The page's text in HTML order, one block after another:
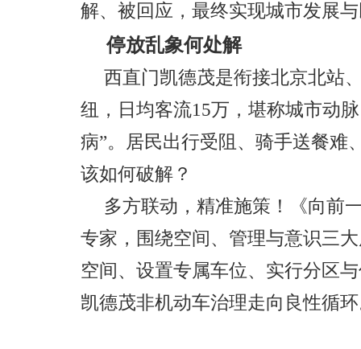
解、被回应，最终实现城市发展
停放乱象何处解
西直门凯德茂是衔接北京北站
纽，日均客流15万，堪称城市动
病”。 居民出行受阻、骑手送餐难
该如何破解 ？
多方联动，精准施策！《向前
专家，围绕空间、管理与意识三
空间、设置专属车位、实行分区
凯德茂非机动车治理走向良性循